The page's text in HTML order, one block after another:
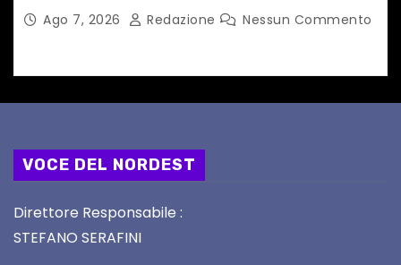
Ago 7, 2026 Redazione Nessun Commento
VOCE DEL NORDEST
Direttore Responsabile :
STEFANO SERAFINI